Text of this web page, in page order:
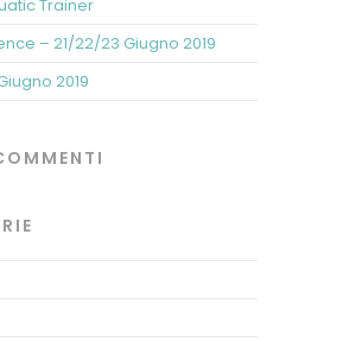
Trainer
– 21/22/23 Giugno 2019
2019